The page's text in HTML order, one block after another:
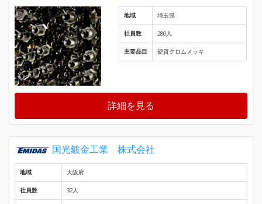
地域 埼玉県
社員数 280人
主要品目 硬質クロムメッキ
詳細を見る
国光鍍金工業 株式会社
地域 大阪府
社員数 32人